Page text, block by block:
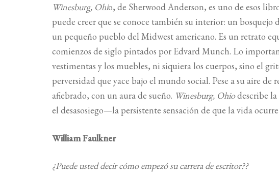
Winesburg, Ohio, de Sherwood Anderson, es uno de esos
puede creer que se conoce también su interior: un bosquejo
un pequeño pueblo del Midwest americano. Es un retrato
comienzos de siglo pintados por Edvard Munch. Lo
vestimentas y los muebles, ni siquiera los cuerpos, sino el
perversidad que yace bajo el mundo social. Pese a su aire
afiebrado, con un aura de sueño. Winesburg, Ohiodescribe
el desasosiego—la persistente sensación de que la vida
William Faulkner
¿Puede usted decir cómo empezó su carrera de escritor??